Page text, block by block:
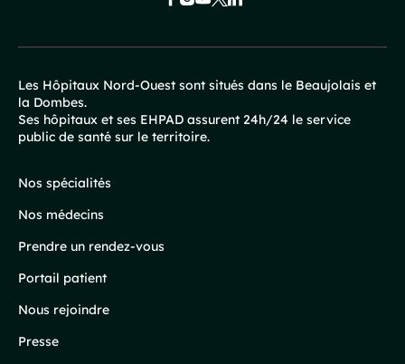
Pied
de
page
Les Hôpitaux Nord-Ouest sont situés dans le Beaujolais et
la Dombes.
Ses hôpitaux et ses EHPAD assurent 24h/24 le service
public de santé sur le territoire.
Nos spécialités
Nos médecins
Prendre un rendez-vous
Portail patient
Nous rejoindre
Presse